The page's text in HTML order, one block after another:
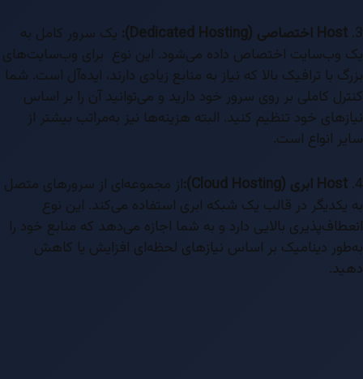
3. Host اختصاصی (Dedicated Hosting):
یک سرور کامل به
یک وب‌سایت اختصاص داده می‌شود. این نوع برای وب‌سایت‌های
بزرگ با ترافیک بالا که نیاز به منابع زیادی دارند، ایده‌آل است. شما
کنترل کاملی بر روی سرور خود دارید و می‌توانید آن را بر اساس
نیازهای خود تنظیم کنید. البته هزینه‌ها نیز به‌مراتب بیشتر از
سایر انواع است.
4. Host ابری (Cloud Hosting):
از مجموعه‌ای از سرورهای متصل
به یکدیگر در قالب یک شبکه ابری استفاده می‌کند. این نوع
انعطاف‌پذیری بالایی دارد و به شما اجازه می‌دهد که منابع خود را
به‌طور دینامیک بر اساس نیازهای لحظه‌ای افزایش یا کاهش
دهید.